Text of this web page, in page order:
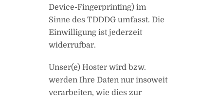
Device-Fingerprinting) im
Sinne des TDDDG umfasst. Die
Einwilligung ist jederzeit
widerrufbar.
Unser(e) Hoster wird bzw.
werden Ihre Daten nur insoweit
verarbeiten, wie dies zur